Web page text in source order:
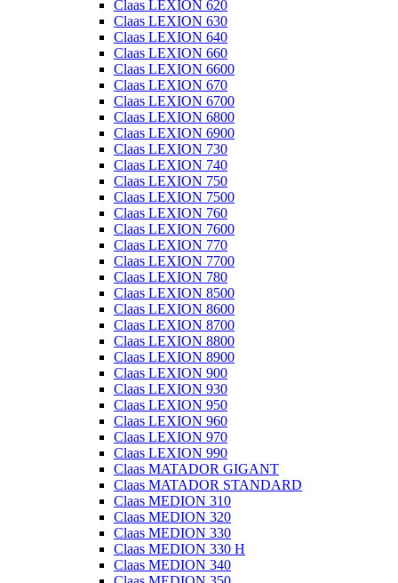
Claas LEXION 620
Claas LEXION 630
Claas LEXION 640
Claas LEXION 660
Claas LEXION 6600
Claas LEXION 670
Claas LEXION 6700
Claas LEXION 6800
Claas LEXION 6900
Claas LEXION 730
Claas LEXION 740
Claas LEXION 750
Claas LEXION 7500
Claas LEXION 760
Claas LEXION 7600
Claas LEXION 770
Claas LEXION 7700
Claas LEXION 780
Claas LEXION 8500
Claas LEXION 8600
Claas LEXION 8700
Claas LEXION 8800
Claas LEXION 8900
Claas LEXION 900
Claas LEXION 930
Claas LEXION 950
Claas LEXION 960
Claas LEXION 970
Claas LEXION 990
Claas MATADOR GIGANT
Claas MATADOR STANDARD
Claas MEDION 310
Claas MEDION 320
Claas MEDION 330
Claas MEDION 330 H
Claas MEDION 340